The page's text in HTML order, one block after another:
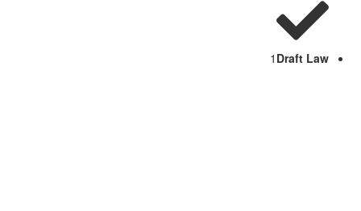
Draft Law
1